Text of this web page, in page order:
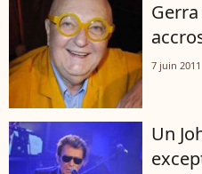
7 juin 2011
Un